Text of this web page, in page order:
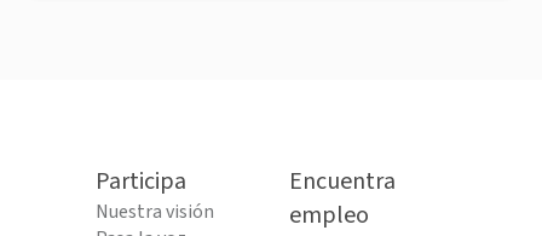
Participa
Nuestra visión
Encuentra
empleo